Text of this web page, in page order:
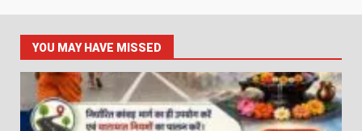
YOU MAY HAVE MISSED